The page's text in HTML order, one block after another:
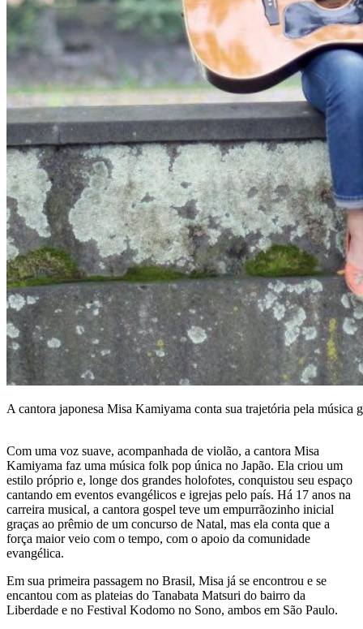
A cantora japonesa Misa Kamiyama conta sua trajetória pela música
Com uma voz suave, acompanhada de violão, a cantora Misa
Kamiyama faz uma música folk pop única no Japão. Ela criou um
estilo próprio e, longe dos grandes holofotes, conquistou seu espaço
cantando em eventos evangélicos e igrejas pelo país. Há 17 anos na
carreira musical, a cantora gospel teve um empurrãozinho inicial
graças ao prêmio de um concurso de Natal, mas ela conta que a
força maior veio com o tempo, com o apoio da comunidade
evangélica.
Em sua primeira passagem no Brasil, Misa já se encontrou e se
encantou com as plateias do Tanabata Matsuri do bairro da
Liberdade e no Festival Kodomo no Sono, ambos em São Paulo.